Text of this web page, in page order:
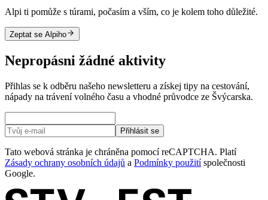
Alpi ti pomůže s túrami, počasím a vším, co je kolem toho důležité.
Zeptat se Alpiho
Nepropásni žádné aktivity
Přihlas se k odběru našeho newsletteru a získej tipy na cestování,
nápady na trávení volného času a vhodné průvodce ze Švýcarska.
Přihlásit se
Tato webová stránka je chráněna pomocí reCAPTCHA. Platí
Zásady ochrany osobních údajů a Podmínky použitíspolečnosti
Google.